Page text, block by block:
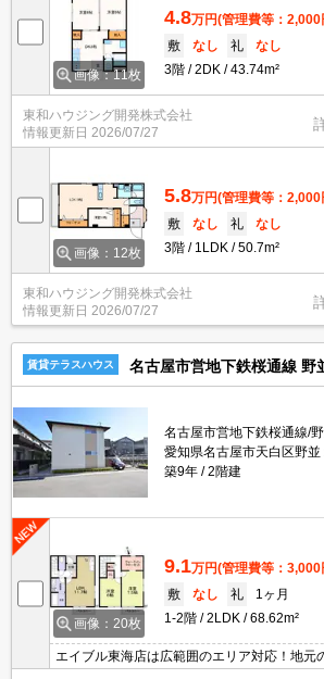
画像：11枚
4.8万円(管理費等：2,000
敷
なし 礼
なし
3階
2DK 43.74m²
東和ハウジング開発株式会社
情報更新日 2026/07/27
画像：12枚
5.8万円(管理費等：2,000
敷
なし 礼
なし
3階
1LDK 50.7m²
東和ハウジング開発株式会社
情報更新日 2026/07/27
賃貸テラスハウス 名古屋市営地下鉄桜通線 野
名古屋市営地下鉄桜通線/
愛知県名古屋市天白区野並
築9年
2階建
画像：20枚
9.1万円(管理費等：3,000
敷
なし 礼
1ヶ月
1-2階
2LDK 68.62m²
エイブル東海店は広範囲のエリア対応！地元
平な視点で提案♪見るだけ・オンライン可！